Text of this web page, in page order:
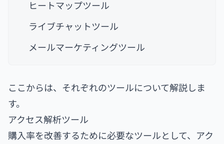
ヒートマップツール
ライブチャットツール
メールマーケティングツール
ここからは、それぞれのツールについて解説しま
す。
アクセス解析ツール
購入率を改善するために必要なツールとして、アク